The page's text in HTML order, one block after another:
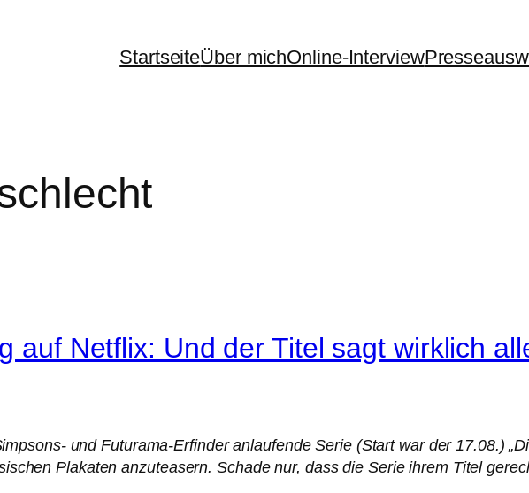
StartseiteÜber michOnline-Interview
auf Netflix: Und der Titel sagt wirklich
und Futurama-Erfinder anlaufende Serie (Start war der 17.08.)
Plakaten anzuteasern. Schade nur, dass die Serie ihrem Titel